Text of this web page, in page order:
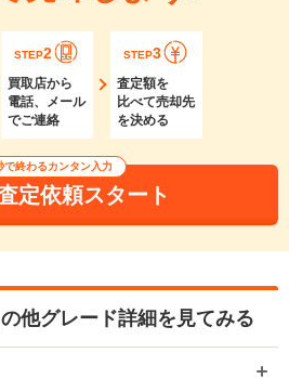
STEP2
買取店から
電話、メール
でご連絡
STEP3
査定額を
比べて売却先
を決める
で終わるカンタン入力
定依頼スタート
他グレード詳細を見てみる